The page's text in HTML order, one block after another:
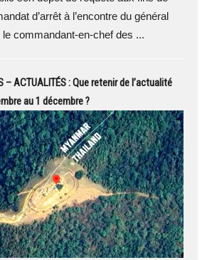
d’arrêt à l’encontre du général
le commandant-en-chef des ...
– ACTUALITÉS : Que retenir de l’actualité
au 1 décembre ?